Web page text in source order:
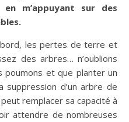
m’appuyant sur des
les pertes de terre et
des arbres… n’oublions
poumons et que planter un
suppression d’un arbre de
remplacer sa capacité à
attendre de nombreuses